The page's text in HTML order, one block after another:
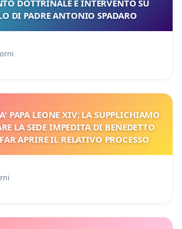
DOTTRINALE E INTERVENTO SU
DI PADRE ANTONIO SPADARO
PAPA LEONE XIV: LA SUPPLICHIAMO
LA SEDE IMPEDITA DI BENEDETTO
APRIRE IL RELATIVO PROCESSO